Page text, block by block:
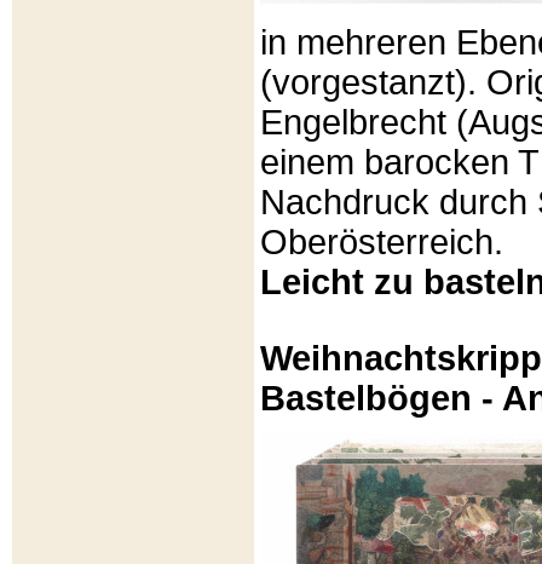
in mehreren
(vorgestanzt).
Engelbrecht
einem barocken
Nachdruck durch
Oberösterreich.
Leicht zu
Bastelbögen -